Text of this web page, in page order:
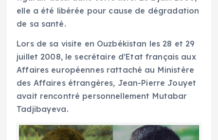
elle a été libérée pour cause de dégradation
de sa santé.
Lors de sa visite en Ouzbékistan les 28 et 29
juillet 2008, le secrétaire d’Etat français aux
Affaires européennes rattaché au Ministère
des Affaires étrangères, Jean-Pierre Jouyet
avait rencontré personnellement Mutabar
Tadjibayeva.